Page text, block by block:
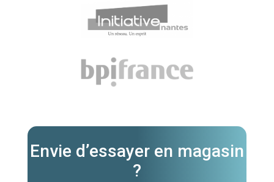
Envie d’essayer en magasin
?